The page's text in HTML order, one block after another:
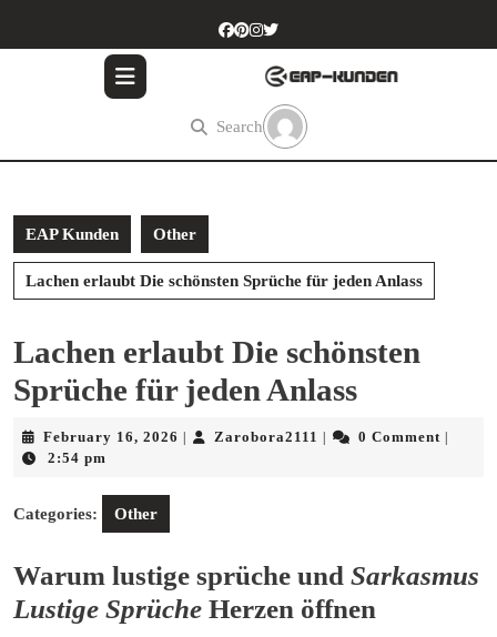
Search
EAP Kunden Other
Lachen erlaubt Die schönsten Sprüche für jeden Anlass
Lachen erlaubt Die schönsten
Sprüche für jeden Anlass
February 16, 2026 FebruaryZarobora2111 Zarobora2111
0 Comment
2:54 pm
Categories: Other
Warum lustige sprüche und Sarkasmus
Lustige Sprüche Herzen öffnen